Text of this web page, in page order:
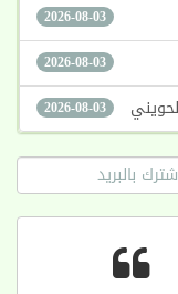
2026-08-03
2026-08-03
2026-08-03